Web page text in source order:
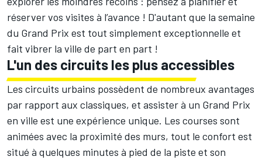
réserver vos visites à l’avance ! D'autant que la semaine
du Grand Prix est tout simplement exceptionnelle et
fait vibrer la ville de part en part !
L'un des circuits les plus accessibles
Les circuits urbains possèdent de nombreux avantages
par rapport aux classiques, et assister à un Grand Prix
en ville est une expérience unique. Les courses sont
animées avec la proximité des murs, tout le confort est
situé à quelques minutes à pied de la piste et son